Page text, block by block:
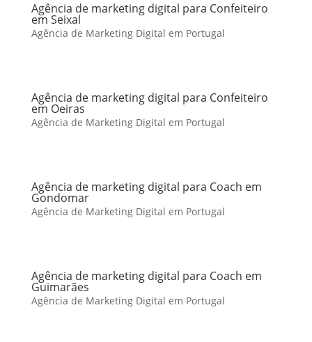
Agência de marketing digital para Confeiteiro
em Seixal
Agência de Marketing Digital em Portugal
Agência de marketing digital para Confeiteiro
em Oeiras
Agência de Marketing Digital em Portugal
Agência de marketing digital para Coach em
Gondomar
Agência de Marketing Digital em Portugal
Agência de marketing digital para Coach em
Guimarães
Agência de Marketing Digital em Portugal